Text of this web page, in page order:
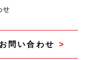
せ
問い合わせ